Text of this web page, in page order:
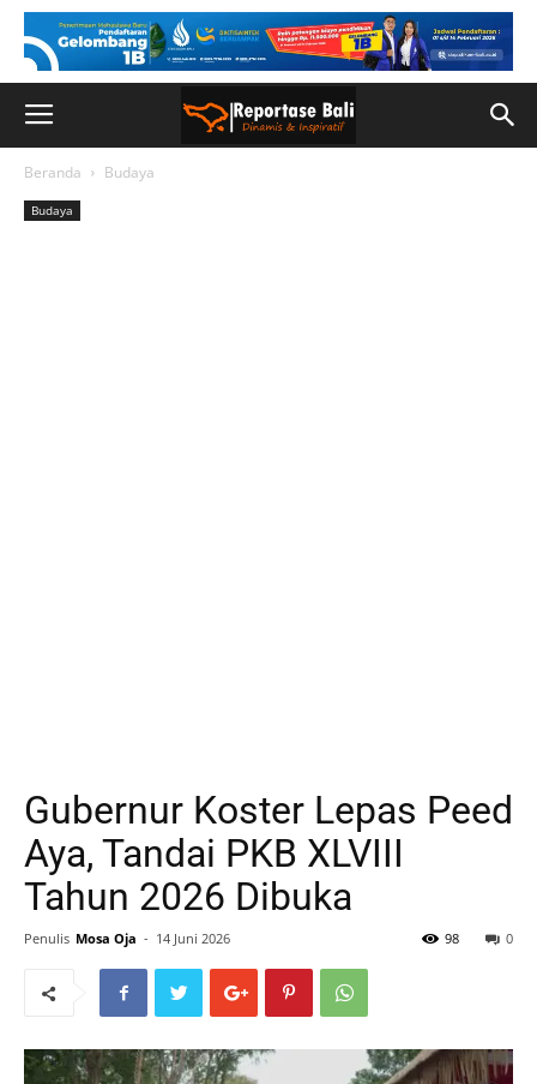
Beranda Budaya
Budaya
Gubernur Koster Lepas Peed
Aya, Tandai PKB XLVIII
Tahun 2026 Dibuka
Penulis Mosa Oja - 14 Juni 2026 0
98